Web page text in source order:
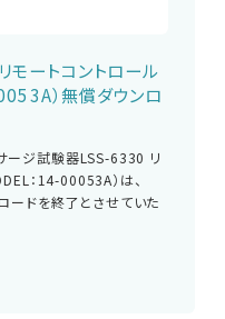
システム
ートコントロール
）無償ダウンロ
ージ試験器LSS-6330 リ
：14-00053A）は、
ードを終了とさせていた